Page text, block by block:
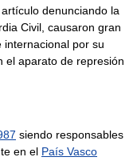
denunciando la
Civil, causaron gran
internacional por su
el aparato de represión
siendo responsables
en el País Vasco